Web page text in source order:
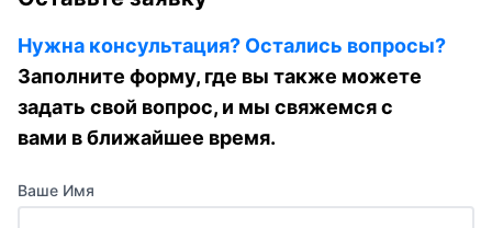
Нужна консультация? Остались вопросы?
Заполните форму, где вы также можете
задать свой вопрос, и мы свяжемся с
вами в ближайшее время.
Ваше Имя